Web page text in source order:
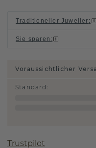
Traditioneller Juwelier :
Sie sparen :
Voraussichtlicher
Standard :
Trustpilot